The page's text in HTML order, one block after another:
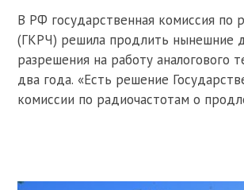
В РФ государственная комиссия по
(ГКРЧ) решила продлить нынешние
разрешения на работу аналогового
два года. «Есть решение
комиссии по радиочастотам о